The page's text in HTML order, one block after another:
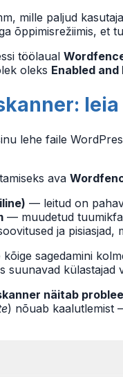
mille paljud
õppimisrežiimis, et
töölaual
oleks Enabled
lehe faile
ava
— leitud on
— muudetud
ja pisiasjad,
sagedamini
suunavad külastajad
näitab
) nõuab kaalutlemist